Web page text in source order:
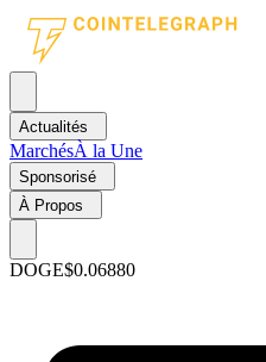
Actualités
MarchésÀ la Une
Sponsorisé
À Propos
DOGE$0.06880